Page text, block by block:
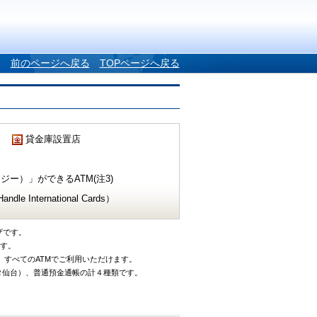
前のページへ戻る TOPページへ戻る
貸金庫設置店
ー）」ができるATM(注3)
International Cards）
す。
。
べてのATMでご利用いただけます。
台）、普通預金通帳の計４種類です。